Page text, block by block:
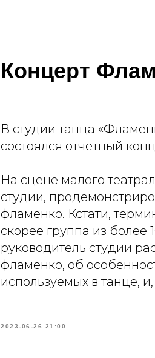
Концерт
В студии танца
состоялся отчетный
На сцене малого
студии,
фламенко. Кстати,
скорее группа из
руководитель студии
фламенко, об
используемых в танце,
2023-06-26 21:00